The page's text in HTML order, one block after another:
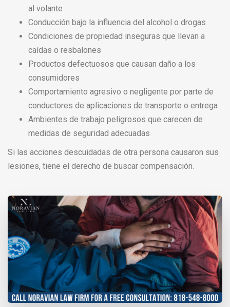
al volante
Conducción bajo la influencia del alcohol o drogas
Condiciones de propiedad inseguras que llevan a
caídas o resbalones
Productos defectuosos que causan daño a los
consumidores
Comportamiento agresivo o negligente por parte de
conductores de aplicaciones de transporte o entrega
Ambientes de trabajo peligrosos que carecen de
medidas de seguridad adecuadas
Si las acciones descuidadas de otra persona causaron sus
lesiones, tiene el derecho de buscar compensación.